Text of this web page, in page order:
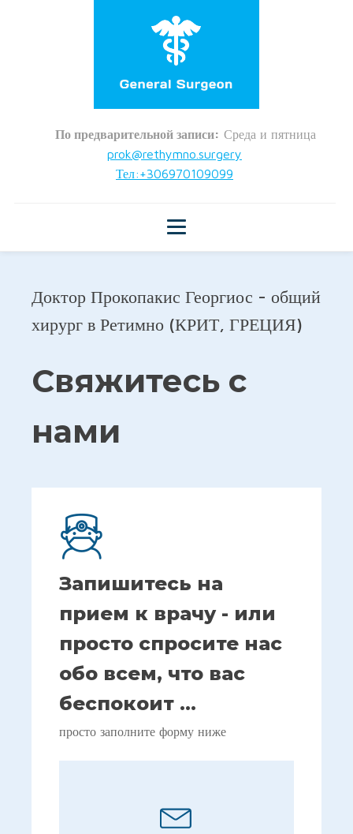
По предварительной записи: Среда и пятница
prok@rethymno.surgery
Тел:+306970109099
Доктор Прокопакис Георгиос - общий
хирург в Ретимно (КРИТ, ГРЕЦИЯ)
Свяжитесь с
нами
Запишитесь на
прием к врачу - или
просто спросите нас
обо всем, что вас
беспокоит ...
просто заполните форму ниже